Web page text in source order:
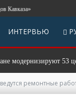
ИНТЕРВЬЮ
53 центра
ремонтные